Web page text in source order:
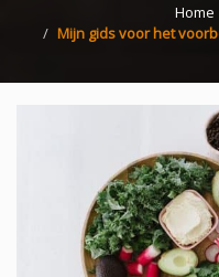
Home
Mijn gids voor het